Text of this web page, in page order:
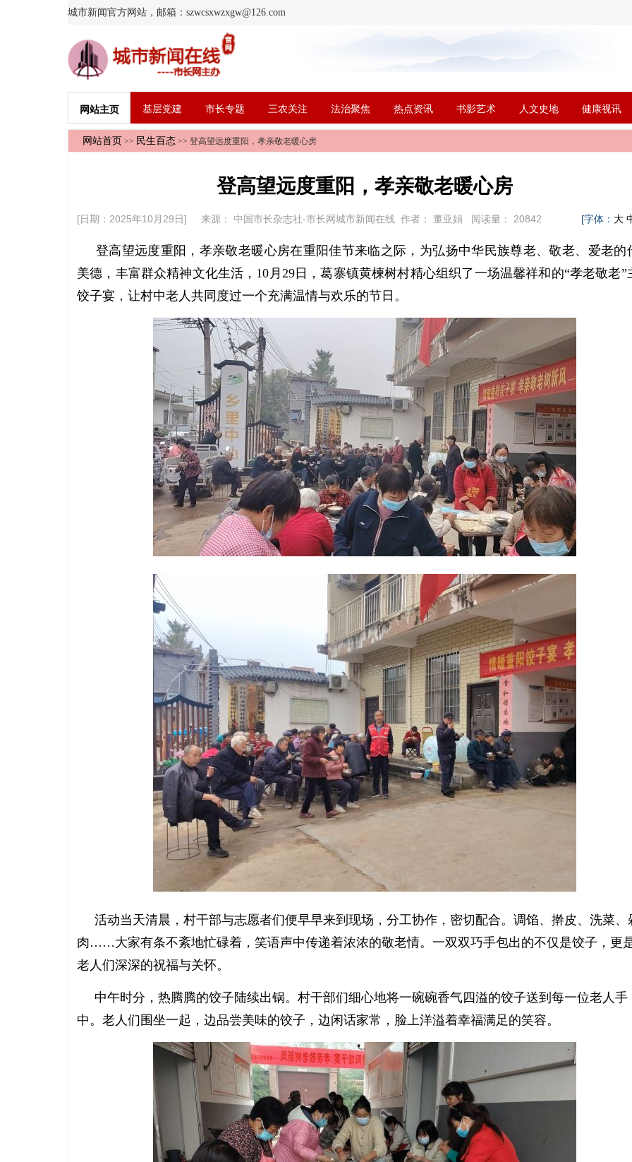
城市新闻官方网站，邮箱：szwcsxwzxgw@126.com
网站主页 基层党建 市长专题 三农关注 法治聚焦 热点资讯 书影艺术 人文史地 健康视讯
网站首页 >> 民生百态 >> 登高望远度重阳，孝亲敬老暖心房
登高望远度重阳，孝亲敬老暖心房
[日期：2025年10月29日] 来源： 中国市长杂志社-市长网城市新闻在线 作者： 董亚娟 阅读量： 20842 [字体： 大
登高望远度重阳，孝亲敬老暖心房在重阳佳节来临之际，为弘扬中华民族尊老、敬老、爱老的
美德，丰富群众精神文化生活，10月29日，葛寨镇黄楝树村精心组织了一场温馨祥和的“孝老敬老”
饺子宴，让村中老人共同度过一个充满温情与欢乐的节日。
活动当天清晨，村干部与志愿者们便早早来到现场，分工协作，密切配合。调馅、擀皮、洗菜、
肉……大家有条不紊地忙碌着，笑语声中传递着浓浓的敬老情。一双双巧手包出的不仅是饺子，更
老人们深深的祝福与关怀。
中午时分，热腾腾的饺子陆续出锅。村干部们细心地将一碗碗香气四溢的饺子送到每一位老人手
中。老人们围坐一起，边品尝美味的饺子，边闲话家常，脸上洋溢着幸福满足的笑容。